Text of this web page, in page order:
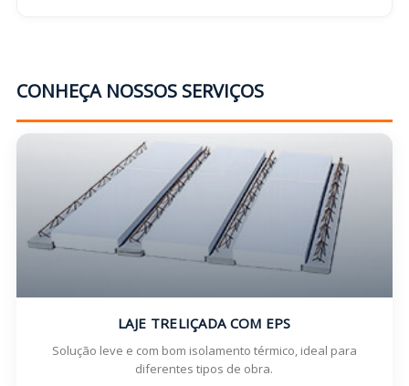
CONHEÇA NOSSOS SERVIÇOS
LAJE TRELIÇADA COM EPS
Solução leve e com bom isolamento térmico, ideal para
diferentes tipos de obra.